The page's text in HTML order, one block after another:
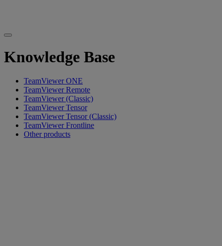
Knowledge Base
TeamViewer ONE
TeamViewer Remote
TeamViewer (Classic)
TeamViewer Tensor
TeamViewer Tensor (Classic)
TeamViewer Frontline
Other products